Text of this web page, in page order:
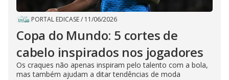
PORTAL EDICASE/ 11/06/2026
Copa do Mundo: 5 cortes de
cabelo inspirados nos jogadores
Os craques não apenas inspiram pelo talento com a bola,
mas também ajudam a ditar tendências de moda